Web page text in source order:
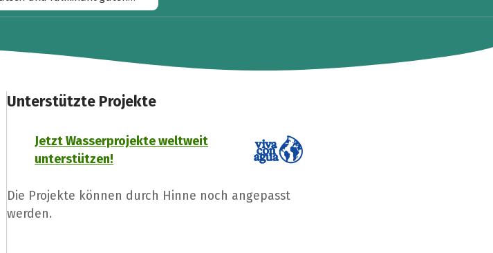
Unterstützte Projekte
Jetzt Wasserprojekte weltweit
unterstützen!
Die Projekte können durch Hinne noch angepasst
werden.